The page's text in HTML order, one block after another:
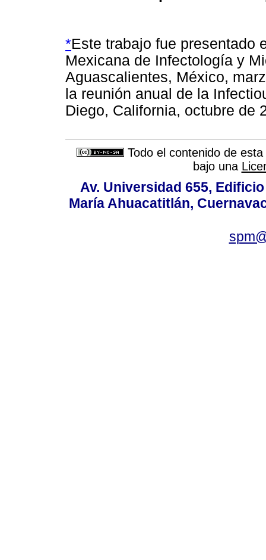
*Este trabajo fue presentado
Mexicana de Infectología y
Aguascalientes, México,
la reunión anual de la
Diego, California, octubre de
Todo el contenido de
bajo una
Av. Universidad 655,
María Ahuacatitlán,